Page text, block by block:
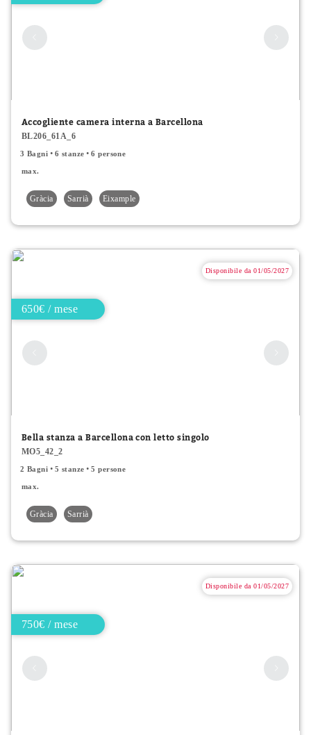
Accogliente camera interna a Barcellona
BL206_61A_6
3 Bagni 6 stanze 6 persone
max.
Gràcia Sarrià Eixample
Disponibile da 01/05/2027
650€ / mese
Bella stanza a Barcellona con letto singolo
MO5_42_2
2 Bagni 5 stanze 5 persone
max.
Gràcia Sarrià
Disponibile da 01/05/2027
750€ / mese